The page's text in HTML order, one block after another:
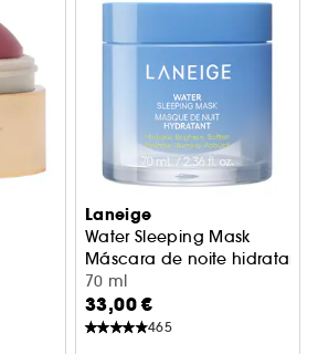
Laneige
Water Sleeping Mask
Máscara de noite hidratante
70 ml
33,00 €
465